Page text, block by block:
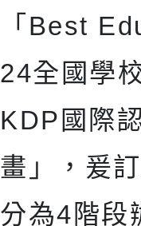
「Best
24全國學
KDP國際
畫」，爰
分為4階段